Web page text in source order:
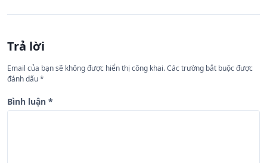
n
b
à
i
Trả lời
Email của bạn sẽ không được hiển thị công khai.Các trường bắt buộc được
đánh dấu*
Bình luận *